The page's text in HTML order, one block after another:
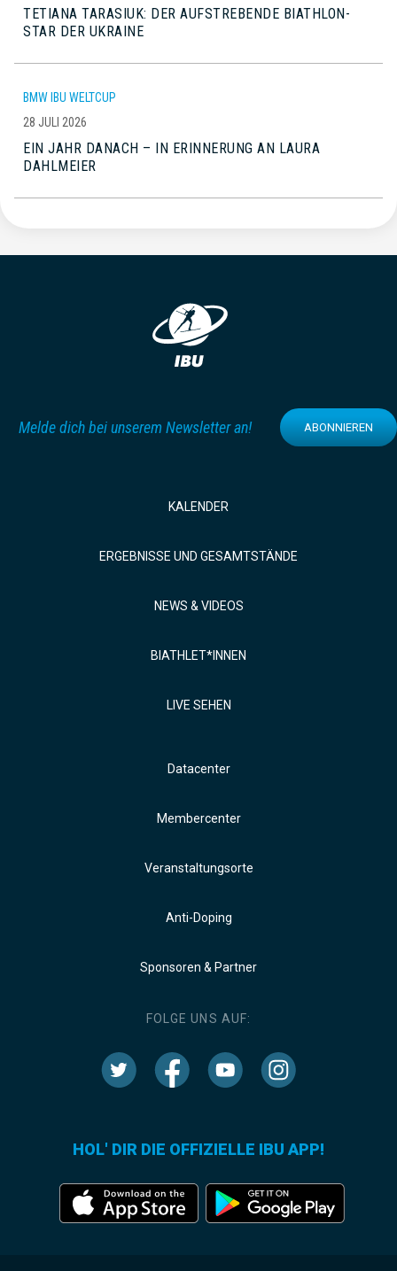
TETIANA TARASIUK: DER AUFSTREBENDE BIATHLON-
STAR DER UKRAINE
BMW IBU WELTCUP
28 JULI 2026
EIN JAHR DANACH – IN ERINNERUNG AN LAURA
DAHLMEIER
Melde dich bei unserem Newsletter an! ABONNIEREN
KALENDER
ERGEBNISSE UND GESAMTSTÄNDE
NEWS & VIDEOS
BIATHLET*INNEN
LIVE SEHEN
Datacenter
Membercenter
Veranstaltungsorte
Anti-Doping
Sponsoren & Partner
FOLGE UNS AUF:
HOL' DIR DIE OFFIZIELLE IBU APP!